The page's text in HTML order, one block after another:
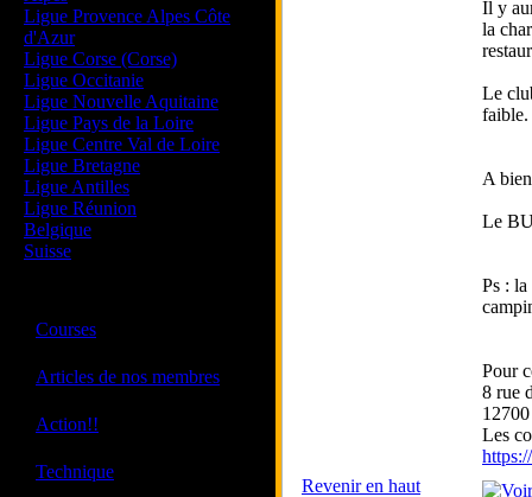
Ligue Provence Alpes Côte
d'Azur
Ligue Corse (Corse)
Ligue Occitanie
Ligue Nouvelle Aquitaine
Ligue Pays de la Loire
Ligue Centre Val de Loire
Ligue Bretagne
Ligue Antilles
Ligue Réunion
Belgique
Suisse
Courses
Articles de nos membres
Action!!
Technique
Il y
la
Le
faible.
A
Le
Ps :
Pour
8 rue
Les
Revenir en haut